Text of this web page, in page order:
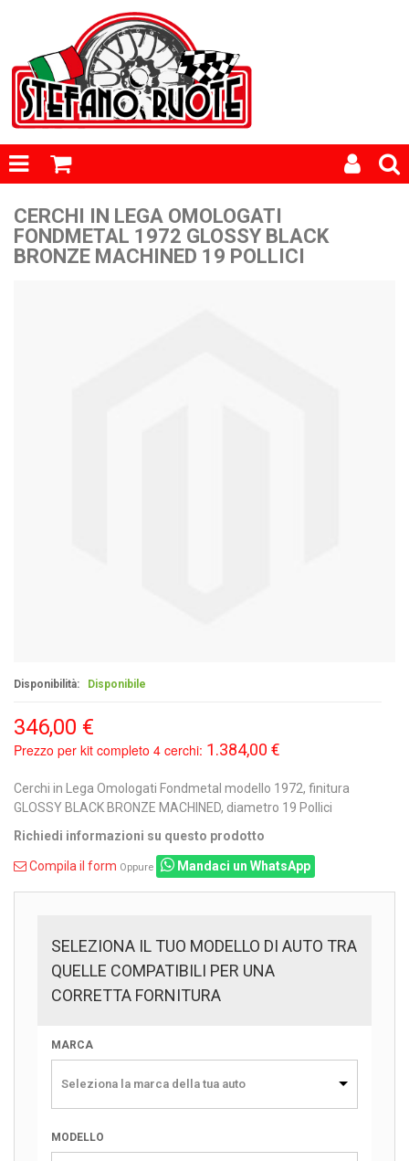
CERCHI IN LEGA OMOLOGATI
FONDMETAL 1972 GLOSSY BLACK
BRONZE MACHINED 19 POLLICI
Disponibilità: Disponibile
346,00 €
Prezzo per kit completo 4 cerchi: 1.384,00 €
Cerchi in Lega Omologati Fondmetal modello 1972, finitura
GLOSSY BLACK BRONZE MACHINED, diametro 19 Pollici
Richiedi informazioni su questo prodotto
Compila il form Oppure Mandaci un WhatsApp
SELEZIONA IL TUO MODELLO DI AUTO TRA
QUELLE COMPATIBILI PER UNA
CORRETTA FORNITURA
MARCA
Seleziona la marca della tua auto
MODELLO